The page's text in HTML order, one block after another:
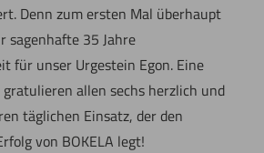
Denn zum ersten Mal überhaupt
sagenhafte 35 Jahre
für unser Urgestein Egon. Eine
allen sechs herzlich und
täglichen Einsatz, der den
von BOKELA legt!